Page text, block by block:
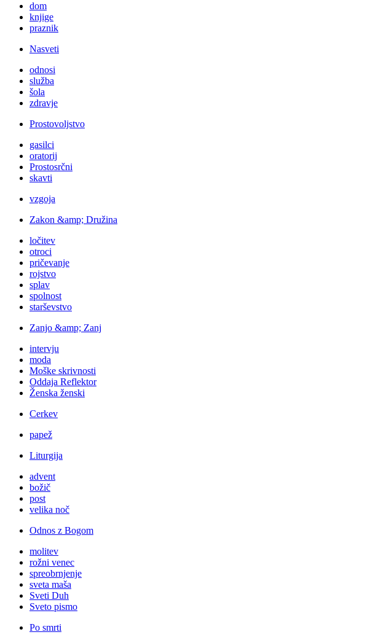
dom
knjige
praznik
Nasveti
odnosi
služba
šola
zdravje
Prostovoljstvo
gasilci
oratorij
Prostosrčni
skavti
vzgoja
Zakon &amp; Družina
ločitev
otroci
pričevanje
rojstvo
splav
spolnost
starševstvo
Zanjo &amp; Zanj
intervju
moda
Moške skrivnosti
Oddaja Reflektor
Ženska ženski
Cerkev
papež
Liturgija
advent
božič
post
velika noč
Odnos z Bogom
molitev
rožni venec
spreobrnjenje
sveta maša
Sveti Duh
Sveto pismo
Po smrti